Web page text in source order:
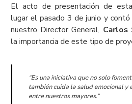
El acto de presentación de
lugar el pasado 3 de junio y contó
nuestro Director General, Carlos
la importancia de este tipo de
“Es una iniciativa que no solo
también cuida la salud emocional y
entre nuestros mayores.”